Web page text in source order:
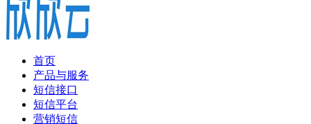
首页
产品与服务
短信接口
短信平台
营销短信